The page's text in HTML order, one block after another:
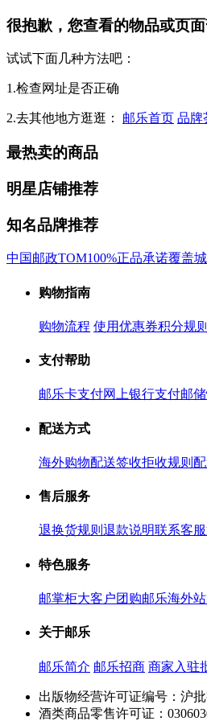
很抱歉，您查看的物品或页
试试下面几种方法吧：
1.检查网址是否正确
2.去其他地方逛逛： 邮乐首页 品牌
最热卖的商品
明星店铺推荐
知名品牌推荐
中国邮政TOM100%正品承诺覆盖
购物指南
购物流程 使用优惠券积分规则
支付帮助
邮乐卡支付网上银行支付邮
配送方式
海外购物配送签收拒收规则
售后服务
退换货规则 退款说明联系客服
特色服务
邮掌柜大客户团购邮乐海外站
关于邮乐
邮乐简介 邮乐招商 商家入驻
出版物经营许可证编号：沪
酒类商品零售许可证：